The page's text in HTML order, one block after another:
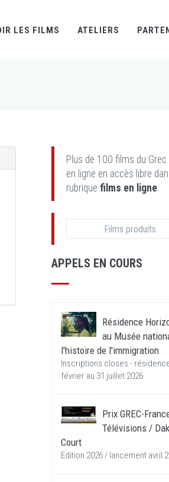
LES FILMS ATELIERS
Plus de 100 films du Grec
en ligne en accès libre
rubrique films en ligne.
Films produits
APPELS EN COURS
Résidence
au Musée
l'histoire de l'immigration
Inscriptions closes -
février au 31 juillet 2026
Prix GREC-
Télévisions /
Court
Edition 2026 / lancement avril